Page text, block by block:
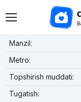
Manzil:
Metro:
Topshirish muddati:
Tugatish: